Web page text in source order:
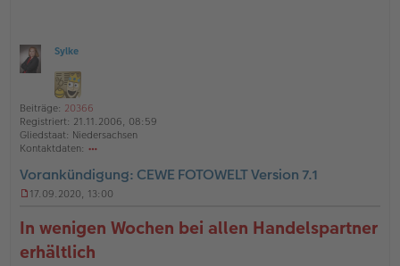
ff
n
e
Sylke
Beiträge: 20366
Registriert: 21.11.2006, 08:59
Gliedstaat: Niedersachsen
Kontaktdaten:
nt
ak
en
v
o
Vorankündigung: CEWE FOTOWELT Version 7.1
g
l
17.09.2020, 13:00
In wenigen Wochen bei allen Handelspartner
erhältlich